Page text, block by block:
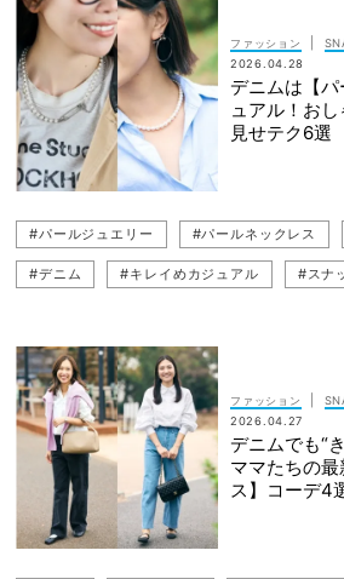
ファッション
2026.04.28
デニムは【
ュアル！お
見せテク6選
#パールジュエリー #パールネックレス
#デニム #キレイめカジュアル #スナ
#デニムコーデ #カジュアルコーデ
ファッション
2026.04.27
デニムでも“
ママたちの
ス】コーデ4